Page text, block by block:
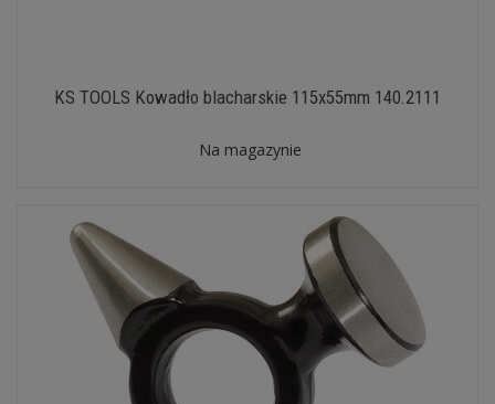
KS TOOLS Kowadło blacharskie 115x55mm 140.2111
Na magazynie